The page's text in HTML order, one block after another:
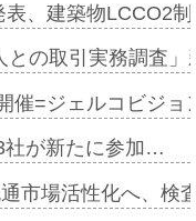
表、建築物LCCO2
との取引実務調査
催=ジェルコビジ
社が新たに参加…
市場活性化へ、検